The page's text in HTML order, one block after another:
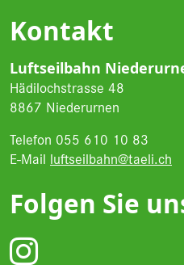
Kontakt
Luftseilbahn
Hädilochstrasse 48
8867 Niederurnen
Telefon 055 610 10 83
E-Mail luftseilbahn@taeli.ch
Folgen Sie